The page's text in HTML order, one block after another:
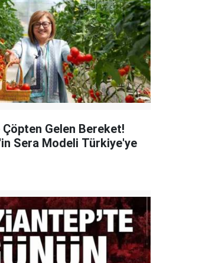
Gelen Bereket!
Sera Modeli Türkiye'ye